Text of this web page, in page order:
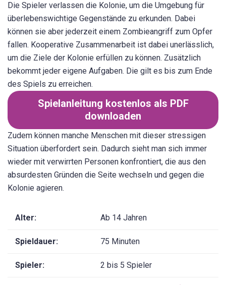
Die Spieler verlassen die Kolonie, um die Umgebung für
überlebenswichtige Gegenstände zu erkunden. Dabei
können sie aber jederzeit einem Zombieangriff zum Opfer
fallen. Kooperative Zusammenarbeit ist dabei unerlässlich,
um die Ziele der Kolonie erfüllen zu können. Zusätzlich
bekommt jeder eigene Aufgaben. Die gilt es bis zum Ende
des Spiels zu erreichen.
Spielanleitung kostenlos als PDF
downloaden
Zudem können manche Menschen mit dieser stressigen
Situation überfordert sein. Dadurch sieht man sich immer
wieder mit verwirrten Personen konfrontiert, die aus den
absurdesten Gründen die Seite wechseln und gegen die
Kolonie agieren.
Alter: Ab 14 Jahren
Spieldauer: 75 Minuten
Spieler: 2 bis 5 Spieler